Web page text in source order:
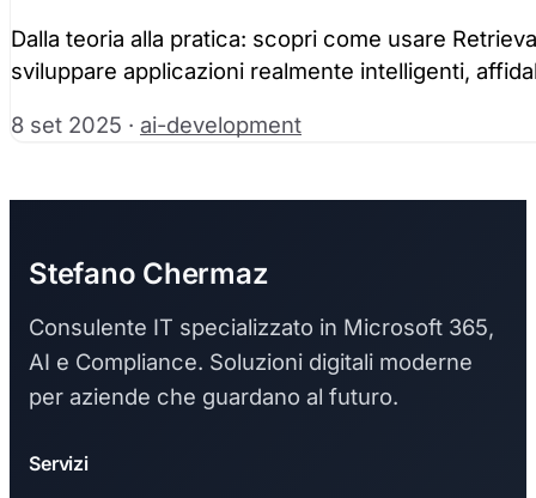
Dalla teoria alla pratica: scopri come usare
sviluppare applicazioni realmente intelligenti,
8 set 2025 · ai-development
Stefano Chermaz
Consulente IT specializzato in Microsoft 365,
AI e Compliance. Soluzioni digitali moderne
per aziende che guardano al futuro.
Servizi